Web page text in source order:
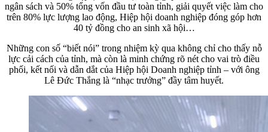
ngân sách và 50% tổng vốn đầu tư toàn tỉnh, giải quyết việc làm cho
trên 80% lực lượng lao động, Hiệp hội doanh nghiệp đóng góp hơn
40 tỷ đồng cho an sinh xã hội…
Những con số “biết nói” trong nhiệm kỳ qua không chỉ cho thấy nỗ
lực cải cách của tỉnh, mà còn là minh chứng rõ nét cho vai trò điều
phối, kết nối và dẫn dắt của Hiệp hội Doanh nghiệp tỉnh – với ông
Lê Đức Thắng là “nhạc trưởng” đầy tâm huyết.